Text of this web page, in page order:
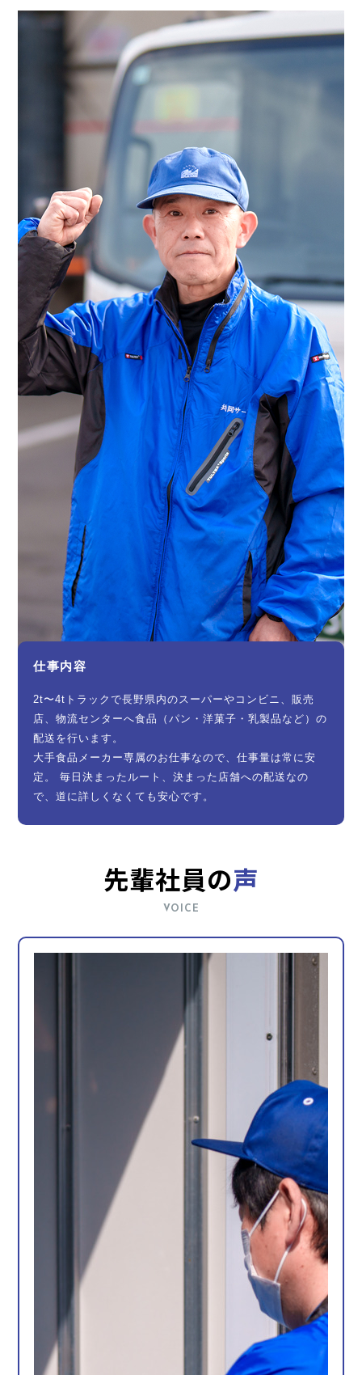
仕事内容
2t〜4tトラックで長野県内のスーパーやコンビニ、販売
店、物流センターへ食品（パン・洋菓子・乳製品など）の
配送を行います。
大手食品メーカー専属のお仕事なので、仕事量は常に安
定。 毎日決まったルート、決まった店舗への配送なの
で、道に詳しくなくても安心です。
先輩社員の声
VOICE